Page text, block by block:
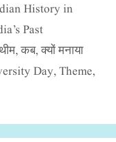
History in
Past
कब, क्यों मनाया
Day, Theme,